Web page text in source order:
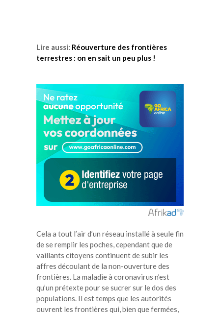
Lire aussi: Réouverture des frontières
terrestres : on en sait un peu plus !
Cela a tout l’air d’un réseau installé à seule fin
de se remplir les poches, cependant que de
vaillants citoyens continuent de subir les
affres découlant de la non-ouverture des
frontières. La maladie à coronavirus n’est
qu’un prétexte pour se sucrer sur le dos des
populations. Il est temps que les autorités
ouvrent les frontières qui, bien que fermées,